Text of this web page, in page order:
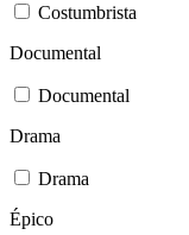
Costumbrista
Documental
Documental
Drama
Drama
Épico